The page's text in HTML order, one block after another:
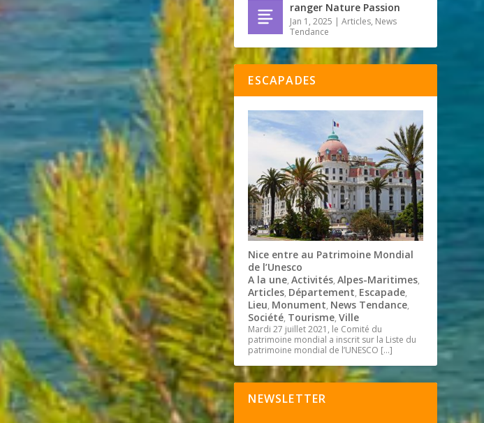
ranger Nature Passion
Jan 1, 2025 |Articles, News
Tendance
ESCAPADES
Nice entre au Patrimoine Mondial
de l’Unesco
A la une,Activités,Alpes-Maritimes,
Articles, Département, Escapade,
Lieu, Monument, News Tendance,
Société, Tourisme,Ville
Mardi 27 juillet 2021, le Comité du
patrimoine mondial a inscrit sur la Liste du
patrimoine mondial de l’UNESCO […]
NEWSLETTER